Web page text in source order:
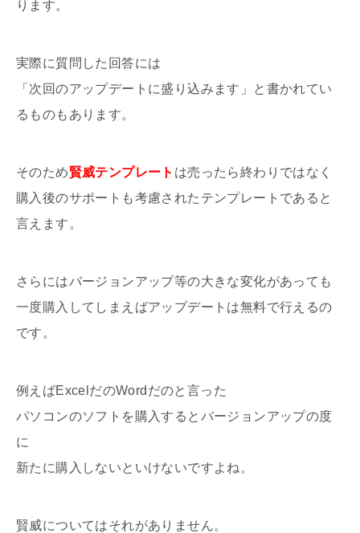
ります。
実際に質問した回答には
「次回のアップデートに盛り込みます」と書かれてい
るものもあります。
そのため賢威テンプレート は売ったら終わりではなく
購入後のサポートも考慮されたテンプレートであると
言えます。
さらにはバージョンアップ等の大きな変化があっても
一度購入してしまえばアップデートは無料で行えるの
です。
例えばExcelだのWordだのと言った
パソコンのソフトを購入するとバージョンアップの度
に
新たに購入しないといけないですよね。
賢威についてはそれがありません。